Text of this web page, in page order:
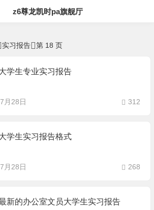
旗舰厅
z6尊龙凯时pa旗舰厅
实习报告 第 18 页
学生专业实习报告
月28日 312
学生实习报告格式
月28日 268
新的办公室文员大学生实习报告